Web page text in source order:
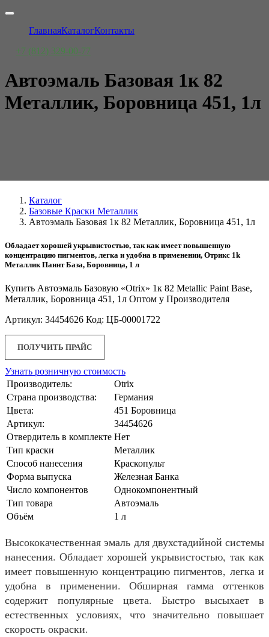
ГлавнаяКаталогКонтакты
+7 (812) 329-00-77
Автоэмаль Базовая 1к 82
Металлик, Боровница 451, 1л
Каталог
Базовые Краски Металлик
Автоэмаль Базовая 1к 82 Металлик, Боровница 451, 1л
Обладает хорошей укрывистостью, так как имеет повышенную
концентрацию пигментов, легка и удобна в применении, Отрикс 1k
Металлик Паинт База, Боровница, 1 л
Купить Автоэмаль Базовую «Otrix» 1к 82 Metallic Paint Base,
Металлик, Боровница 451, 1л Оптом у Производителя
Артикул: 34454626 Код: ЦБ-00001722
ПОЛУЧИТЬ ПРАЙС
Узнать розничную стоимость
Производитель:
Otrix
Страна производства:
Германия
Цвета:
451 Боровница
Артикул:
34454626
Отвердитель в комплекте Нет
Тип краски
Металлик
Способ нанесения
Краскопульт
Форма выпуска
Железная Банка
Число компонентов
Однокомпонентный
Тип товара
Автоэмаль
Объём
1 л
Высококачественная эмаль для двухстадийной системы
нанесения. Обладает хорошей укрывистостью, так как
имеет повышенную концентрацию пигментов, легка и
удобна в применении. Обширная гамма оттенков
содержит популярные цвета. Быстро высыхает в
естественных условиях, что значительно повышает
скорость окраски.